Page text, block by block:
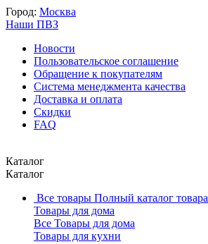
Город: Москва
Наши ПВЗ
Новости
Пользовательское соглашение
Обращение к покупателям
Система менеджмента качества
Доставка и оплата
Скидки
FAQ
Каталог
Каталог
Все товары Полный каталог товара
Товары для дома
Все Товары для дома
Товары для кухни